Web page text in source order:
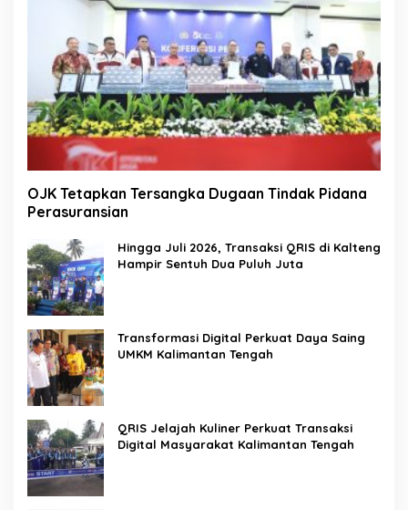
OJK Tetapkan Tersangka Dugaan Tindak Pidana
Perasuransian
Hingga Juli 2026, Transaksi QRIS di Kalteng
Hampir Sentuh Dua Puluh Juta
Transformasi Digital Perkuat Daya Saing
UMKM Kalimantan Tengah
QRIS Jelajah Kuliner Perkuat Transaksi
Digital Masyarakat Kalimantan Tengah